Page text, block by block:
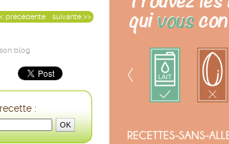
suivante >>
précédente
blog
: